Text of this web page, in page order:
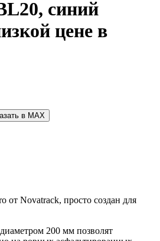
синий
цене в
в MAX
от Novatrack, просто создан для
200 мм позволят